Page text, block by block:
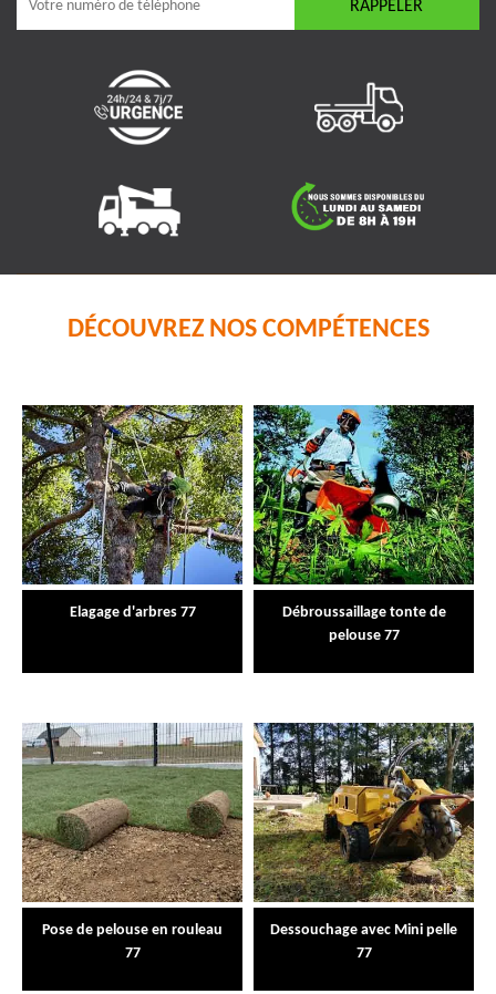
DÉCOUVREZ NOS COMPÉTENCES
Elagage d'arbres 77
Débroussaillage tonte de
pelouse 77
Pose de pelouse en rouleau
77
Dessouchage avec Mini pelle
77